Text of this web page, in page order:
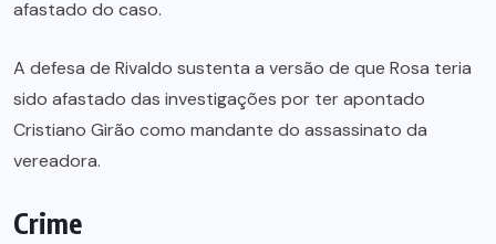
afastado do caso.
A defesa de Rivaldo sustenta a versão de que Rosa teria
sido afastado das investigações por ter apontado
Cristiano Girão como mandante do assassinato da
vereadora.
Crime